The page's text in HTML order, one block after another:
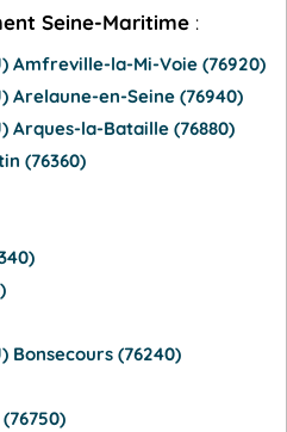
Seine-Maritime :
Amfreville-la-Mi-Voie (76920)
Arelaune-en-Seine (76940)
Arques-la-Bataille (76880)
(76360)
Bonsecours (76240)